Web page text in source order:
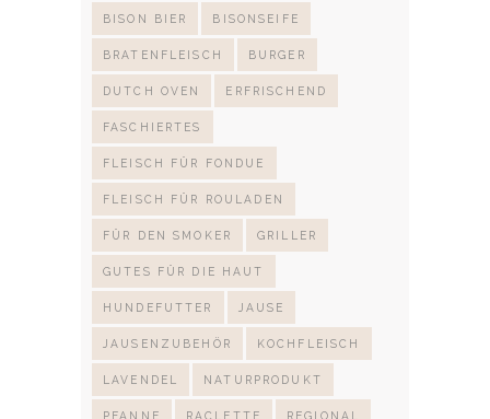
BISON BIER BISONSEIFE
BRATENFLEISCH BURGER
DUTCH OVEN ERFRISCHEND
FASCHIERTES
FLEISCH FÜR FONDUE
FLEISCH FÜR ROULADEN
FÜR DEN SMOKER GRILLER
GUTES FÜR DIE HAUT
HUNDEFUTTER JAUSE
JAUSENZUBEHÖR KOCHFLEISCH
LAVENDEL NATURPRODUKT
PFANNE RACLETTE REGIONAL